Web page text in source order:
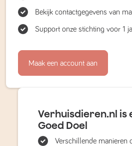
Bekijk contactgegevens van
Support onze stichting voor 1
Maak een account aan
Verhuisdieren.nl is
Goed Doel
Verschillende manieren